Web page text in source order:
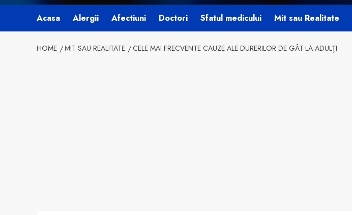
Acasa Alergii Afectiuni Doctori Sfatul medicului Mit sau Realitate
HOME MIT SAU REALITATE CELE MAI FRECVENTE CAUZE ALE DURERILOR DE GÂT LA ADULȚI